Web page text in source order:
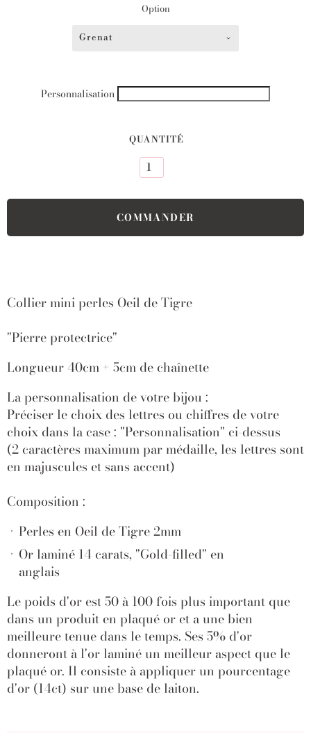
Option
Grenat
Personnalisation
QUANTITÉ
Collier mini perles Oeil de Tigre
"Pierre protectrice"
Longueur 40cm + 5cm de chaînette
La personnalisation de votre bijou :
Préciser le choix des lettres ou chiffres de votre
choix dans la case : "Personnalisation" ci-dessus
(2 caractères maximum par médaille, les lettres sont
en majuscules et sans accent)
Composition :
Perles en Oeil de Tigre 2mm
Or laminé 14 carats, "Gold-filled" en
anglais
Le poids d'or est 50 à 100 fois plus important que
dans un produit en plaqué or et a une bien
meilleure tenue dans le temps. Ses 5% d'or
donneront à l'or laminé un meilleur aspect que le
plaqué or. Il consiste à appliquer un pourcentage
d'or (14ct) sur une base de laiton.